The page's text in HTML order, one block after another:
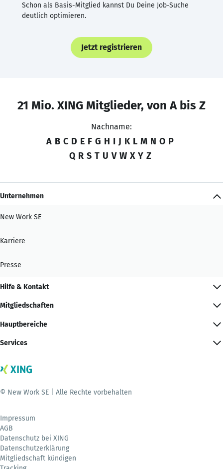
Schon als Basis-Mitglied kannst Du Deine Job-Suche
deutlich optimieren.
Jetzt registrieren
21 Mio. XING Mitglieder, von A bis Z
Nachname:
A B C D E F G H I J K L M N O P
Q R S T U V W X Y Z
Unternehmen
New Work SE
Karriere
Presse
Hilfe & Kontakt
Mitgliedschaften
Hauptbereiche
Services
© New Work SE | Alle Rechte vorbehalten
Impressum
AGB
Datenschutz bei XING
Datenschutzerklärung
Mitgliedschaft kündigen